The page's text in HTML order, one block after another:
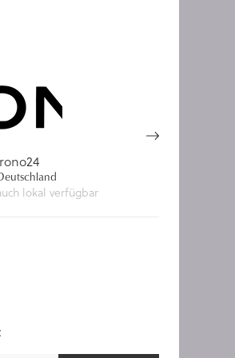
lokal verfügbar